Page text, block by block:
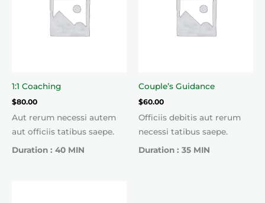
1:1 Coaching
$80.00
Aut rerum necessi autem
aut officiis tatibus saepe.
Duration : 40 MIN
Couple’s Guidance
$60.00
Officiis debitis aut rerum
necessi tatibus saepe.
Duration : 35 MIN